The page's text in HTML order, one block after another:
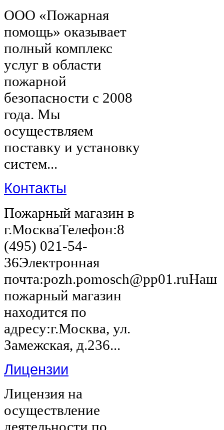
ООО «Пожарная
помощь» оказывает
полный комплекс
услуг в области
пожарной
безопасности с 2008
года. Мы
осуществляем
поставку и установку
систем...
Контакты
Пожарный магазин в
г.МоскваТелефон:8
(495) 021-54-
36Электронная
почта:pozh.pomosch@pp01.ruНаш
пожарный магазин
находится по
адресу:г.Москва, ул.
Замежская, д.236...
Лицензии
Лицензия на
осуществление
деятельности по